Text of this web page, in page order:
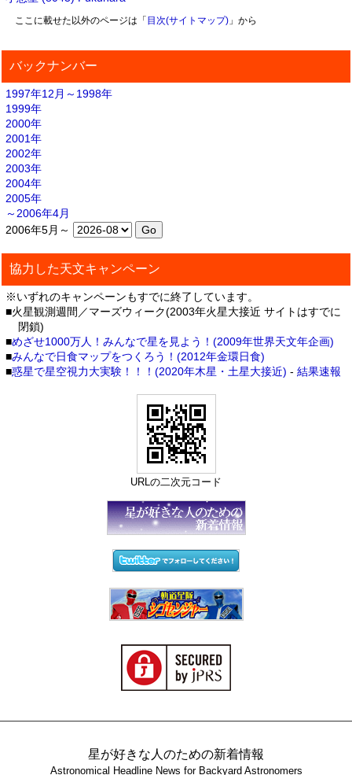
ここに載せた以外のページは「 目次(サイトマップ)」から
バックナンバー
1997年12月～1998年
1999年
2000年
2001年
2002年
2003年
2004年
2005年
～2006年4月
2006年5月～
協力した天文キャンペーン
※いずれのキャンペーンもすでに終了しています。
■火星観測週間／マーズウィーク(2003年火星大接近 サイトはすでに
閉鎖)
■めざせ1000万人！みんなで星を見よう！(2009年世界天文年企画)
■みんなで日食マップをつくろう！(2012年金環日食)
■惑星で星空視力大実験！！！(2020年木星・土星大接近) - 結果速報
URLの二次元コード
星が好きな人のための新着情報
Astronomical Headline News for Backyard Astronomers